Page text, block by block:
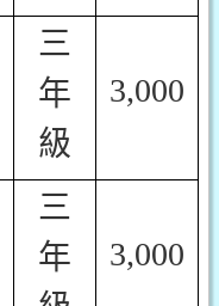
三
年
級
3,000
三
年
3,000